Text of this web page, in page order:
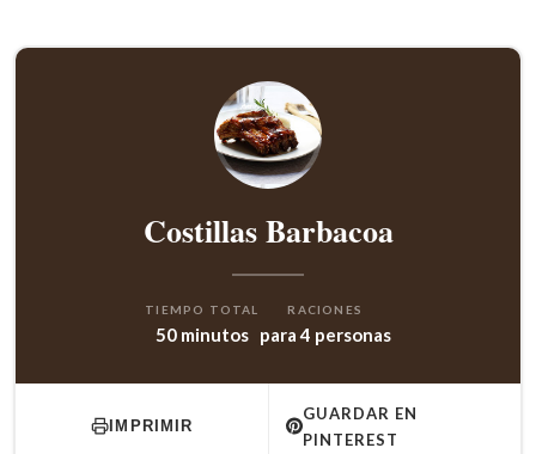
Costillas Barbacoa
TIEMPO TOTAL
50 minutos
RACIONES
para 4 personas
IMPRIMIR
GUARDAR EN
PINTEREST